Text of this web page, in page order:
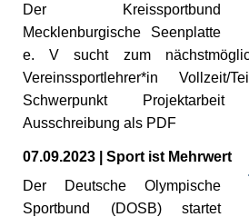
Der Kreissportbund
Mecklenburgische Seenplatte
e. V sucht zum
Vereinssportlehrer*in
Schwerpunkt
Ausschreibung als PDF
07.09.2023
Sport ist Mehrwert
Der Deutsche Olympische
Sportbund (DOSB) startet